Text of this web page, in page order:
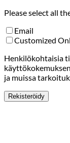
Please select all
Email
Customized
Henkilökohtaisia
ja muissa
Rekisteröidy